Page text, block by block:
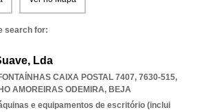
search for:
Lda
CAIXA POSTAL 7407, 7630-515,
AMOREIRAS ODEMIRA, BEJA
e equipamentos de escritório (inclui